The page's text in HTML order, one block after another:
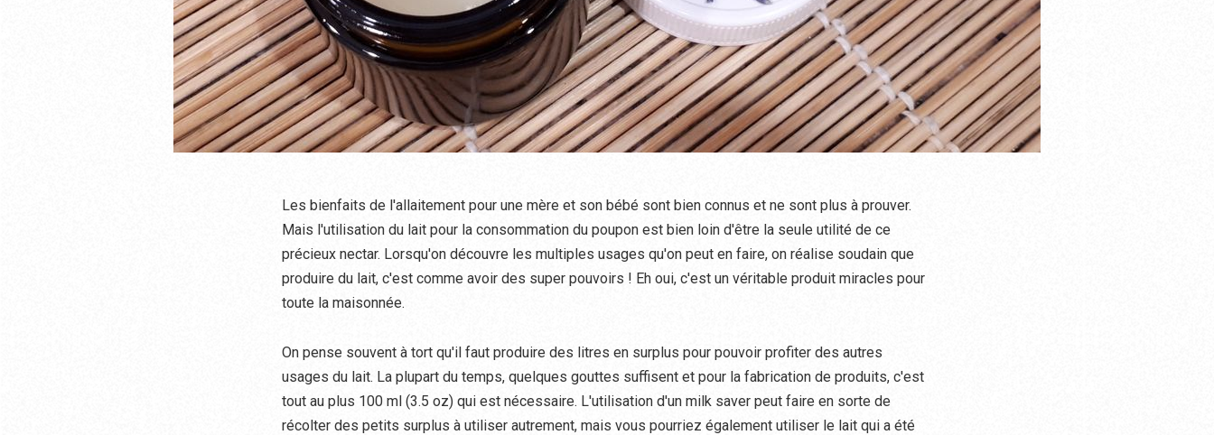
Les bienfaits de l'allaitement pour une mère et son bébé sont bien connus et ne sont plus à prouver.
Mais l'utilisation du lait pour la consommation du poupon est bien loin d'être la seule utilité de ce
précieux nectar. Lorsqu'on découvre les multiples usages qu'on peut en faire, on réalise soudain que
produire du lait, c'est comme avoir des super pouvoirs ! Eh oui, c'est un véritable produit miracles pour
toute la maisonnée.
On pense souvent à tort qu'il faut produire des litres en surplus pour pouvoir profiter des autres
usages du lait. La plupart du temps, quelques gouttes suffisent et pour la fabrication de produits, c'est
tout au plus 100 ml (3.5 oz) qui est nécessaire. L'utilisation d'un milk saver peut faire en sorte de
récolter des petits surplus à utiliser autrement, mais vous pourriez également utiliser le lait qui a été